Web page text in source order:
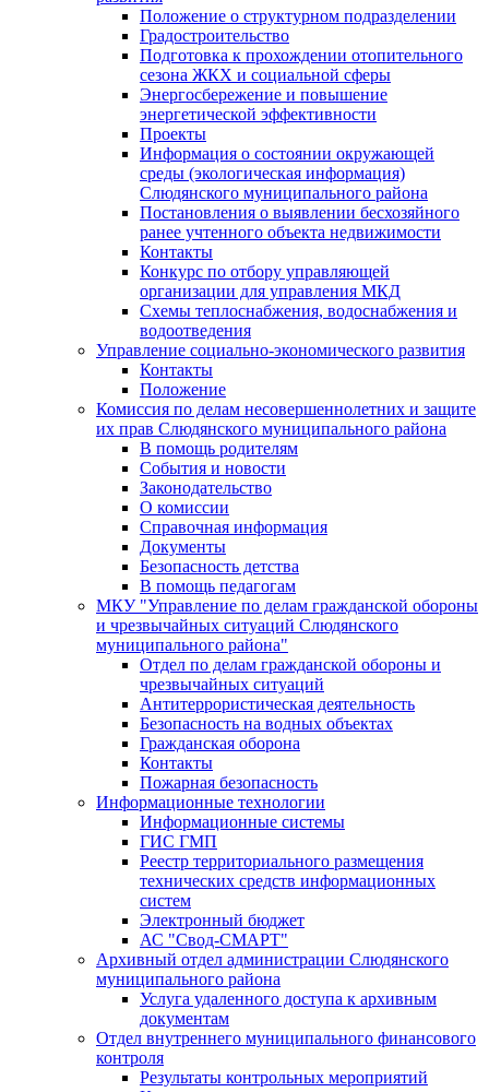
Положение о структурном подразделении
Градостроительство
Подготовка к прохождении отопительного
сезона ЖКХ и социальной сферы
Энергосбережение и повышение
энергетической эффективности
Проекты
Информация о состоянии окружающей
среды (экологическая информация)
Слюдянского муниципального района
Постановления о выявлении бесхозяйного
ранее учтенного объекта недвижимости
Контакты
Конкурс по отбору управляющей
организации для управления МКД
Схемы теплоснабжения, водоснабжения и
водоотведения
Управление социально-экономического развития
Контакты
Положение
Комиссия по делам несовершеннолетних и защите
их прав Слюдянского муниципального района
В помощь родителям
События и новости
Законодательство
О комиссии
Справочная информация
Документы
Безопасность детства
В помощь педагогам
МКУ "Управление по делам гражданской обороны
и чрезвычайных ситуаций Слюдянского
муниципального района"
Отдел по делам гражданской обороны и
чрезвычайных ситуаций
Антитеррористическая деятельность
Безопасность на водных объектах
Гражданская оборона
Контакты
Пожарная безопасность
Информационные технологии
Информационные системы
ГИС ГМП
Реестр территориального размещения
технических средств информационных
систем
Электронный бюджет
АС "Свод-СМАРТ"
Архивный отдел администрации Слюдянского
муниципального района
Услуга удаленного доступа к архивным
документам
Отдел внутреннего муниципального финансового
контроля
Результаты контрольных мероприятий